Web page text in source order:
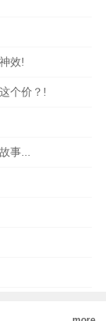
效!
个价？!
事...